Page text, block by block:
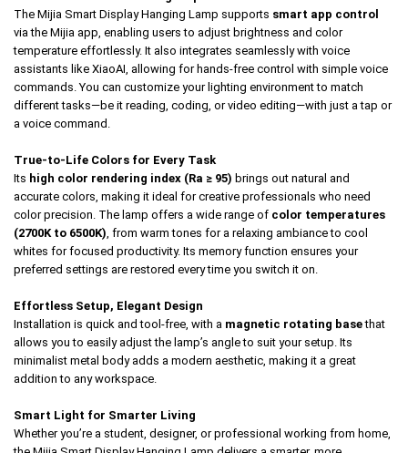
The Mijia Smart Display Hanging Lamp supports smart app control
via the Mijia app, enabling users to adjust brightness and color
temperature effortlessly. It also integrates seamlessly with voice
assistants like XiaoAI, allowing for hands-free control with simple voice
commands. You can customize your lighting environment to match
different tasks—be it reading, coding, or video editing—with just a tap or
a voice command.
True-to-Life Colors for Every Task
Its high color rendering index (Ra ≥ 95) brings out natural and
accurate colors, making it ideal for creative professionals who need
color precision. The lamp offers a wide range of color temperatures
(2700K to 6500K), from warm tones for a relaxing ambiance to cool
whites for focused productivity. Its memory function ensures your
preferred settings are restored every time you switch it on.
Effortless Setup, Elegant Design
Installation is quick and tool-free, with a magnetic rotating basethat
allows you to easily adjust the lamp’s angle to suit your setup. Its
minimalist metal body adds a modern aesthetic, making it a great
addition to any workspace.
Smart Light for Smarter Living
Whether you’re a student, designer, or professional working from home,